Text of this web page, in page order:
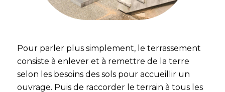
Pour parler plus simplement, le terrassement
consiste à enlever et à remettre de la terre
selon les besoins des sols pour accueillir un
ouvrage. Puis de raccorder le terrain à tous les